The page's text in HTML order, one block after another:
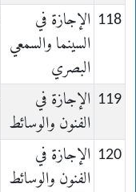
118 الإجازة في
السينما والسمعي
البصري
119 الإجازة في
الفنون والوسائط
120 الإجازة في
الفنون والوسائط